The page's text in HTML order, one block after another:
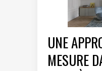
UNE
MESURE